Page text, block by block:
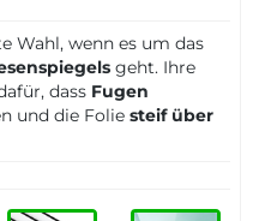
Wahl, wenn es um das
geht. Ihre
dass Fugen
und die Folie steif über